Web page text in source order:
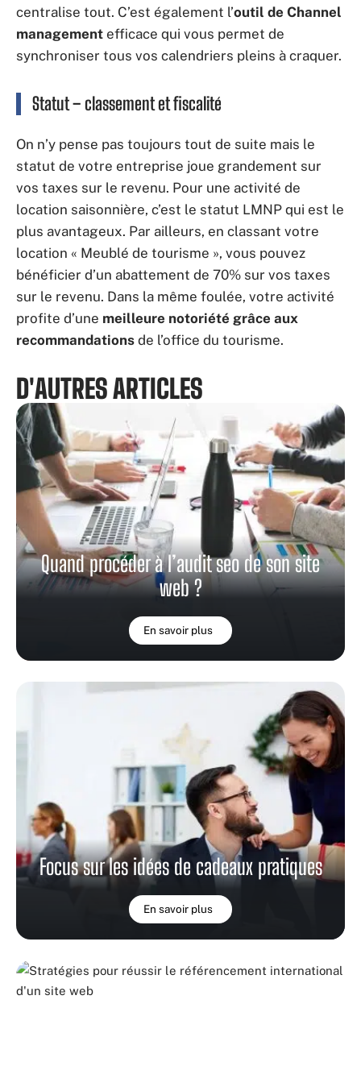
centralise tout. C’est également l’outil de Channel
management efficace qui vous permet de
synchroniser tous vos calendriers pleins à craquer.
Statut – classement et fiscalité
On n’y pense pas toujours tout de suite mais le
statut de votre entreprise joue grandement sur
vos taxes sur le revenu. Pour une activité de
location saisonnière, c’est le statut LMNP qui est le
plus avantageux. Par ailleurs, en classant votre
location « Meublé de tourisme », vous pouvez
bénéficier d’un abattement de 70% sur vos taxes
sur le revenu. Dans la même foulée, votre activité
profite d’une meilleure notoriété grâce aux
recommandations de l’office du tourisme.
D'AUTRES ARTICLES
Quand procéder à l’audit seo de son site
web ?
En savoir plus
Focus sur les idées de cadeaux pratiques
En savoir plus